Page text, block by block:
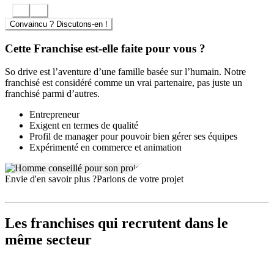
ambiance familiale
favorise la création d’un esprit d’équipe solide, pour accompagner
de nouveaux territoires.
Convaincu ? Discutons-en !
Cette Franchise est-elle faite pour vous ?
So drive est l’aventure d’une famille basée sur l’humain. Notre
franchisé est considéré comme un vrai partenaire, pas juste un
franchisé parmi d’autres.
Entrepreneur
Exigent en termes de qualité
Profil de manager pour pouvoir bien gérer ses équipes
Expérimenté en commerce et animation
Envie d'en savoir plus ?Parlons de votre projet
Les franchises qui recrutent dans le
même secteur